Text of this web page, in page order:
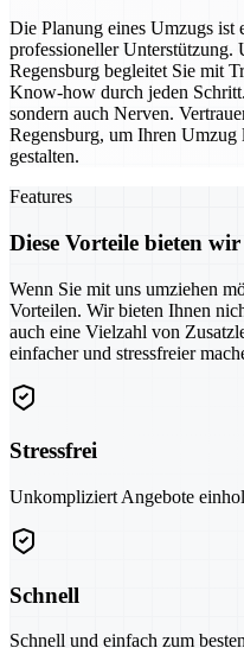
Die Planung eines Umzugs ist
professioneller Unterstützung.
Regensburg begleitet Sie mit
Know-how durch jeden
sondern auch Nerven.
Regensburg, um Ihren Umzug
gestalten.
Features
Diese Vorteile bieten
Wenn Sie mit uns umziehen
Vorteilen. Wir bieten Ihnen
auch eine Vielzahl von
einfacher und stressfreier
Stressfrei
Unkompliziert Angebote
Schnell
Schnell und einfach zum